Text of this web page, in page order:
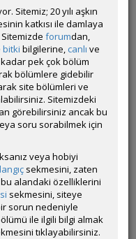
kanna
(Zebra)
Sitemiz; 20 yılı aşkın
katkısı ile damlaya
forumdan,
bitki bilgilerine, canlı ve
kadar pek çok bölüm
bölümlere gidebilir
site bölümleri ve
Sitemizdeki
görebilirsiniz ancak bu
soru sorabilmek için
veya hobiyi
sekmesini, zaten
alandaki özelliklerini
sekmesini, siteye
sorun nedeniyle
ile ilgili bilgi almak
tıklayabilirsiniz.